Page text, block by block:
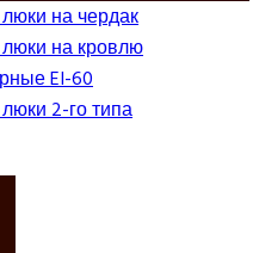
на чердак
на кровлю
EI-60
2-го типа